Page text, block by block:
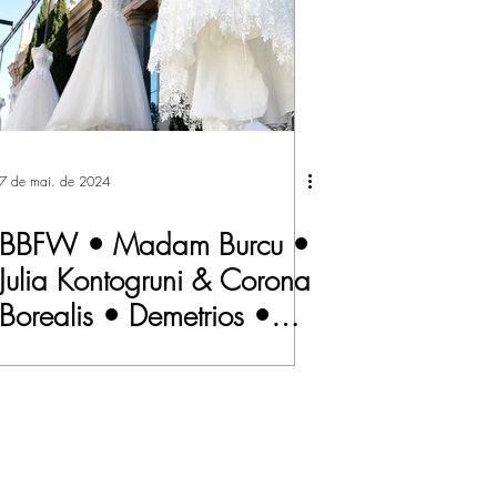
7 de mai. de 2024
BBFW • Madam Burcu •
Julia Kontogruni & Corona
Borealis • Demetrios •